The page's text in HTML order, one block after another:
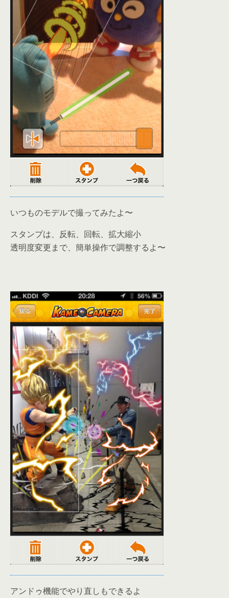
いつものモデルで撮ってみたよ〜
スタンプは、反転、回転、拡大縮小
透明度変更まで、簡単操作で調整するよ〜
アンドゥ機能でやり直しもできるよ